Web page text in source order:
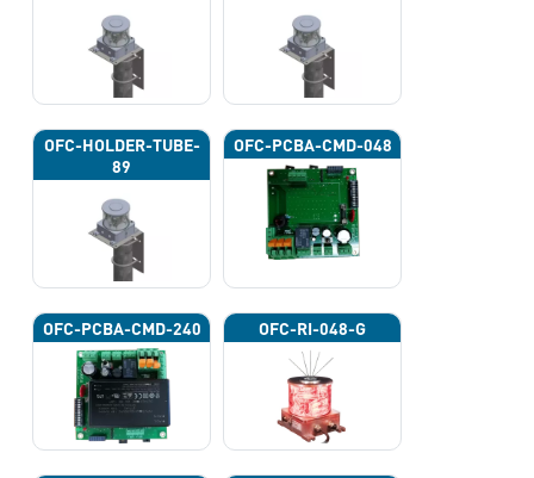
OFC-HOLDER-TUBE-
89
OFC-PCBA-CMD-048
OFC-PCBA-CMD-240 OFC-RI-048-G